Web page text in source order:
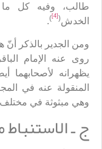
طالب، وفيه كل ما
الخدش(
[4]
)
.
ومن الجدير بالذكر أنّ
روى عنه الإمام
يظهرانه لأصحابهما
المنقولة عنه في
وهي مبثوثة في مختلف
ج ـ الاستنباط